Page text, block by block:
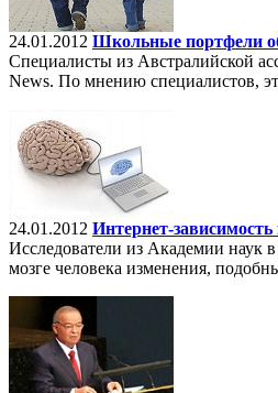
24.01.2012 Школьные портфели
Специалисты из Австралийской
News. По мнению специалистов,
24.01.2012 Интернет-
Исследователи из Академии наук
мозге человека изменения,